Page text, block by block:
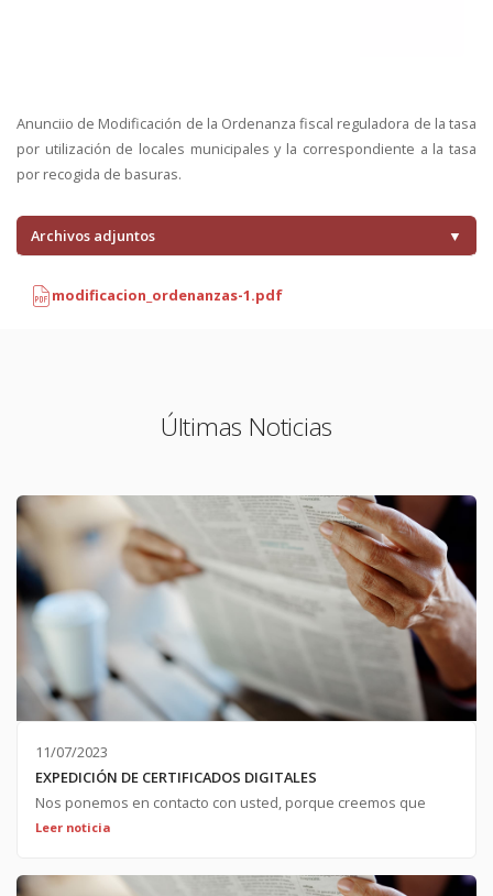
Anunciio de Modificación de la Ordenanza fiscal reguladora de la tasa
por utilización de locales municipales y la correspondiente a la tasa
por recogida de basuras.
Archivos adjuntos ▼
modificacion_ordenanzas-1.pdf
Últimas Noticias
11/07/2023
EXPEDICIÓN DE CERTIFICADOS DIGITALES
Nos ponemos en contacto con usted, porque creemos que
puede ser de su interés, para informarle de que el municipio
como;SEDE;para la segunda fase de la campaña;"La
Leer noticia